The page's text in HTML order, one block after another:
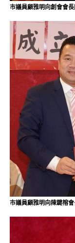
市議員顧雅明向創會會
市議員顧雅明向陳鍵榕